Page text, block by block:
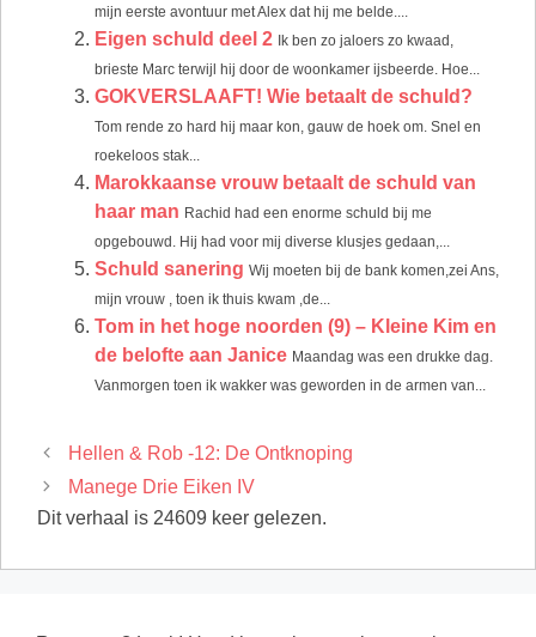
mijn eerste avontuur met Alex dat hij me belde....
Eigen schuld deel 2 Ik ben zo jaloers zo kwaad,
brieste Marc terwijl hij door de woonkamer ijsbeerde. Hoe...
GOKVERSLAAFT! Wie betaalt de schuld?
Tom rende zo hard hij maar kon, gauw de hoek om. Snel en
roekeloos stak...
Marokkaanse vrouw betaalt de schuld van
haar man Rachid had een enorme schuld bij me
opgebouwd. Hij had voor mij diverse klusjes gedaan,...
Schuld sanering Wij moeten bij de bank komen,zei Ans,
mijn vrouw , toen ik thuis kwam ,de...
Tom in het hoge noorden (9) – Kleine Kim en
de belofte aan Janice Maandag was een drukke dag.
Vanmorgen toen ik wakker was geworden in de armen van...
Hellen & Rob -12: De Ontknoping
Manege Drie Eiken IV
Dit verhaal is 24609 keer gelezen.